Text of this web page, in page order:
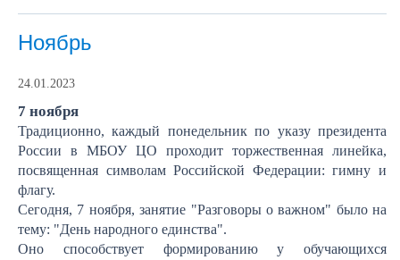
Ноябрь
24.01.2023
7 ноября
Традиционно, каждый понедельник по указу президента
России в МБОУ ЦО проходит торжественная линейка,
посвященная символам Российской Федерации: гимну и
флагу.
Сегодня, 7 ноября, занятие "Разговоры о важном" было на
тему: "День народного единства".
Оно способствует формированию у обучающихся